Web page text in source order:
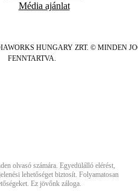
Média ajánlat
HUNGARY ZRT. © MINDEN
FENNTARTVA.
olvasó számára. Egyedülálló elérést,
lehetőséget biztosít. Folyamatosan
Ez jövőnk záloga.